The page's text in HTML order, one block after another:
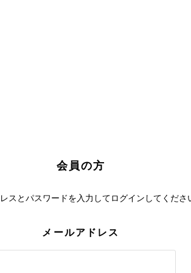
会員の方
スとパスワードを入力してログインしてくださ
メールアドレス